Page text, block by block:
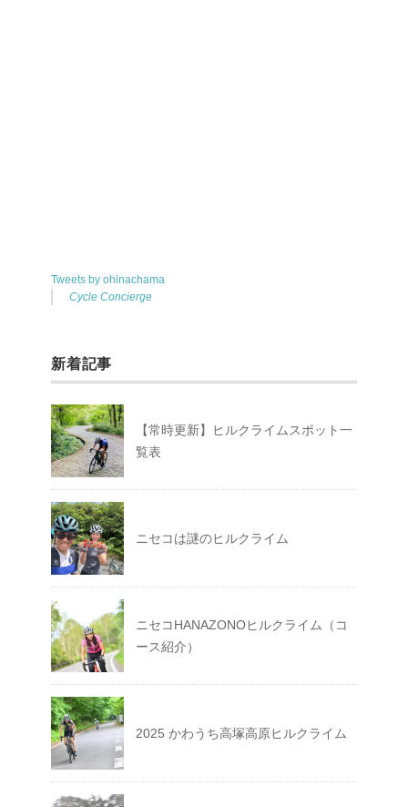
Tweets by ohinachama
Cycle Concierge
新着記事
【常時更新】ヒルクライムスポット一
覧表
ニセコは謎のヒルクライム
ニセコHANAZONOヒルクライム（コ
ース紹介）
2025 かわうち高塚高原ヒルクライム